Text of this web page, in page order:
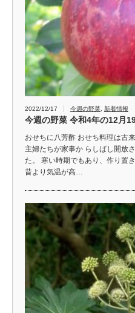
2022/12/17 今週の野菜 新着情報
今週の野菜 令和4年の12月
おせちに八芳酢 おせち料理は古
主婦たちが家事か らしばし開放
た。 寒い時期でもあり、作り置
昔より気温が高…